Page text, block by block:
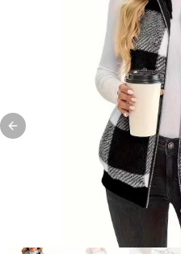
Previous slide